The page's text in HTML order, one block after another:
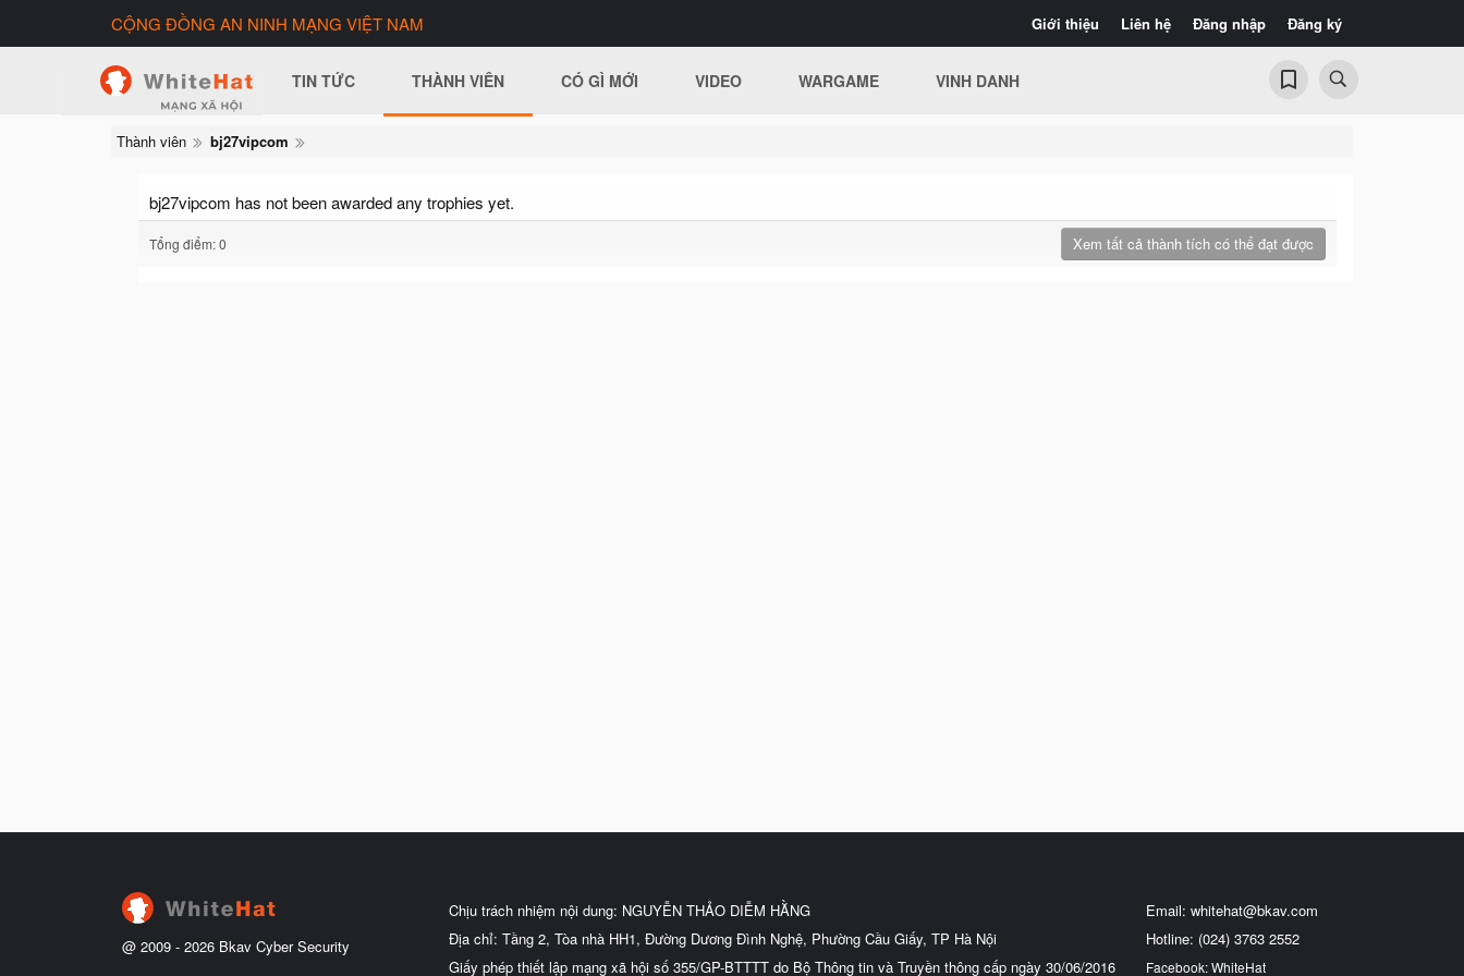
Giới thiệu Liên hệ Đăng nhập Đăng ký
CỘNG ĐỒNG AN NINH MẠNG VIỆT NAM
TIN TỨC THÀNH VIÊN CÓ GÌ MỚI VIDEO WARGAME VINH DANH
Thành viên bj27vipcom
bj27vipcom has not been awarded any trophies yet.
Tổng điểm: 0 Xem tất cả thành tích có thể đạt được
@ 2009 - 2026 Bkav Cyber Security
Chịu trách nhiệm nội dung: NGUYỄN THẢO DIỄM HẰNG
Địa chỉ: Tầng 2, Tòa nhà HH1, Đường Dương Đình Nghệ, Phường Cầu Giấy, TP Hà Nội
Giấy phép thiết lập mạng xã hội số 355/GP-BTTTT do Bộ Thông tin và Truyền thông cấp ngày 30/06/2016
Email: whitehat@bkav.com
Hotline: (024) 3763 2552
Facebook: WhiteHat